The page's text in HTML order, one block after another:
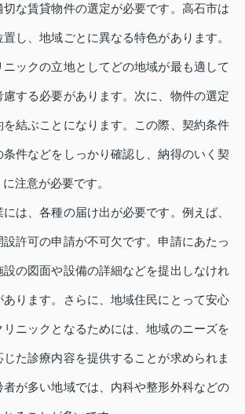
な賃貸物件の選定が必要です。高石市は
し、地域ごとに異なる特色があります。
ニックの立地としてどの地域が最も適して
する必要があります。次に、物件の選定
結ぶことになります。この際、契約条件
件などをしっかり確認し、納得のいく契
注意が必要です。
は、各種の届け出が必要です。例えば、
許可の申請が不可欠です。申請にあたっ
の図面や設備の詳細などを提出しなけれ
あります。さらに、地域住民にとって安心
リニックとなるためには、地域のニーズを
た診療内容を提供することが求められま
が多い地域では、内科や整形外科などの